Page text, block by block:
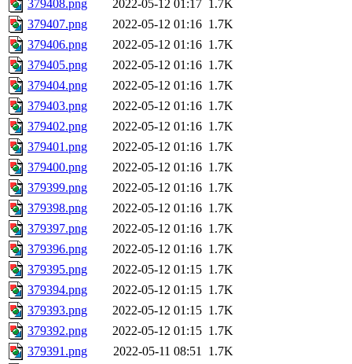
379408.png
2022-05-12 01:17 1.7K
379407.png
2022-05-12 01:16 1.7K
379406.png
2022-05-12 01:16 1.7K
379405.png
2022-05-12 01:16 1.7K
379404.png
2022-05-12 01:16 1.7K
379403.png
2022-05-12 01:16 1.7K
379402.png
2022-05-12 01:16 1.7K
379401.png
2022-05-12 01:16 1.7K
379400.png
2022-05-12 01:16 1.7K
379399.png
2022-05-12 01:16 1.7K
379398.png
2022-05-12 01:16 1.7K
379397.png
2022-05-12 01:16 1.7K
379396.png
2022-05-12 01:16 1.7K
379395.png
2022-05-12 01:15 1.7K
379394.png
2022-05-12 01:15 1.7K
379393.png
2022-05-12 01:15 1.7K
379392.png
2022-05-12 01:15 1.7K
379391.png
2022-05-11 08:51 1.7K